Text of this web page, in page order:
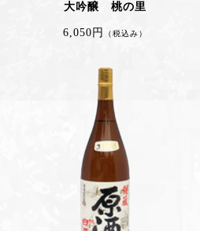
大吟醸 桃の里
6,050円 （税込み）